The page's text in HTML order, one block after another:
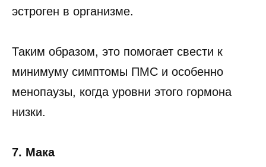
эстроген в организме.
Таким образом, это помогает свести к
минимуму симптомы ПМС и особенно
менопаузы, когда уровни этого гормона
низки.
7. Мака